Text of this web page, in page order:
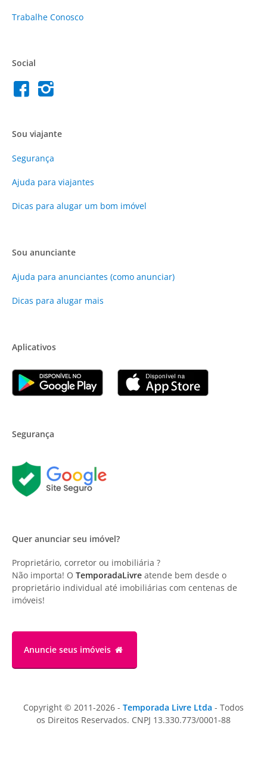
Trabalhe Conosco
Social
Sou viajante
Segurança
Ajuda para viajantes
Dicas para alugar um bom imóvel
Sou anunciante
Ajuda para anunciantes (como anunciar)
Dicas para alugar mais
Aplicativos
Segurança
Quer anunciar seu imóvel?
Proprietário, corretor ou imobiliária ?
Não importa! O TemporadaLivre atende bem desde o
proprietário individual até imobiliárias com centenas de
imóveis!
Anuncie seus imóveis
Copyright © 2011-2026 - Temporada Livre Ltda - Todos
os Direitos Reservados. CNPJ 13.330.773/0001-88